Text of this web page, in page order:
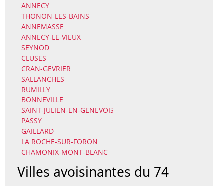
ANNECY
THONON-LES-BAINS
ANNEMASSE
ANNECY-LE-VIEUX
SEYNOD
CLUSES
CRAN-GEVRIER
SALLANCHES
RUMILLY
BONNEVILLE
SAINT-JULIEN-EN-GENEVOIS
PASSY
GAILLARD
LA ROCHE-SUR-FORON
CHAMONIX-MONT-BLANC
Villes avoisinantes du 74